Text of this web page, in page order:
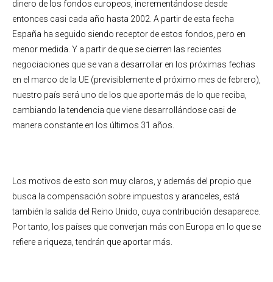
dinero de los fondos europeos, incrementándose desde
entonces casi cada año hasta 2002. A partir de esta fecha
España ha seguido siendo receptor de estos fondos, pero en
menor medida. Y a partir de que se cierren las recientes
negociaciones que se van a desarrollar en los próximas fechas
en el marco de la UE (previsiblemente el próximo mes de febrero),
nuestro país será uno de los que aporte más de lo que reciba,
cambiando la tendencia que viene desarrollándose casi de
manera constante en los últimos 31 años.
Los motivos de esto son muy claros, y además del propio que
busca la compensación sobre impuestos y aranceles, está
también la salida del Reino Unido, cuya contribución desaparece.
Por tanto, los países que converjan más con Europa en lo que se
refiere a riqueza, tendrán que aportar más.